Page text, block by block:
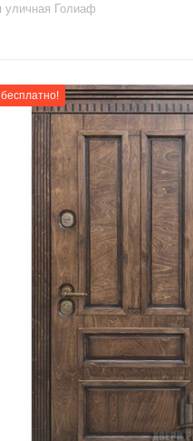
уличная Голиаф